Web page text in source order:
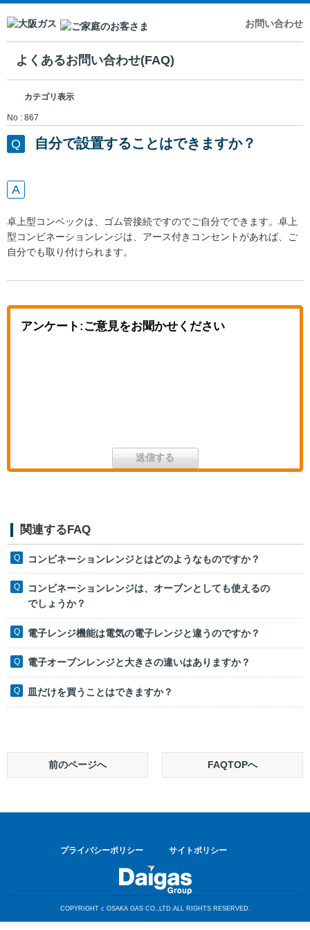
お問い合わせ
よくあるお問い合わせ(FAQ)
カテゴリ表示
No : 867
自分で設置することはできますか？
卓上型コンベックは、ゴム管接続ですのでご自分でできます。卓上
型コンビネーションレンジは、アース付きコンセントがあれば、ご
自分でも取り付けられます。
アンケート:ご意見をお聞かせください
関連するFAQ
コンビネーションレンジとはどのようなものですか？
コンビネーションレンジは、オーブンとしても使えるの
でしょうか？
電子レンジ機能は電気の電子レンジと違うのですか？
電子オーブンレンジと大きさの違いはありますか？
皿だけを買うことはできますか？
前のページへ FAQTOPへ
プライバシーポリシー サイトポリシー
COPYRIGHT c OSAKA GAS CO.,LTD.ALL RIGHTS RESERVED.